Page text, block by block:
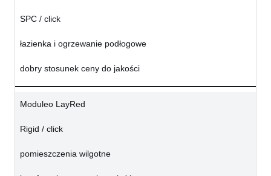
SPC / click
łazienka i ogrzewanie podłogowe
dobry stosunek ceny do jakości
Moduleo LayRed
Rigid / click
pomieszczenia wilgotne